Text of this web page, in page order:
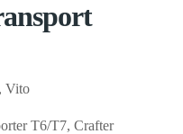
Vito
T6/T7, Crafter